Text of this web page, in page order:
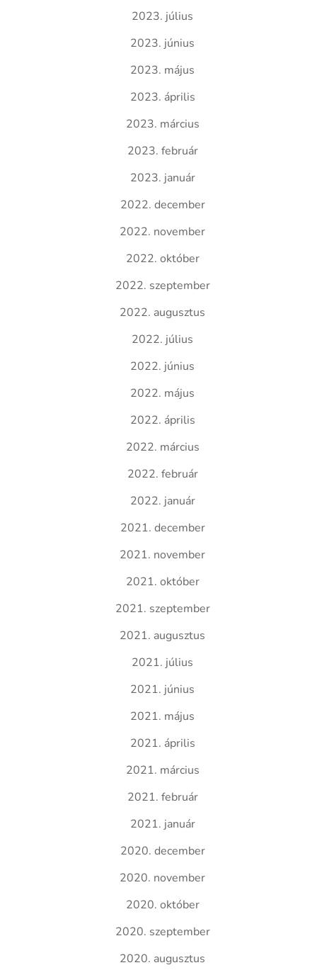
2023. július
2023. június
2023. május
2023. április
2023. március
2023. február
2023. január
2022. december
2022. november
2022. október
2022. szeptember
2022. augusztus
2022. július
2022. június
2022. május
2022. április
2022. március
2022. február
2022. január
2021. december
2021. november
2021. október
2021. szeptember
2021. augusztus
2021. július
2021. június
2021. május
2021. április
2021. március
2021. február
2021. január
2020. december
2020. november
2020. október
2020. szeptember
2020. augusztus